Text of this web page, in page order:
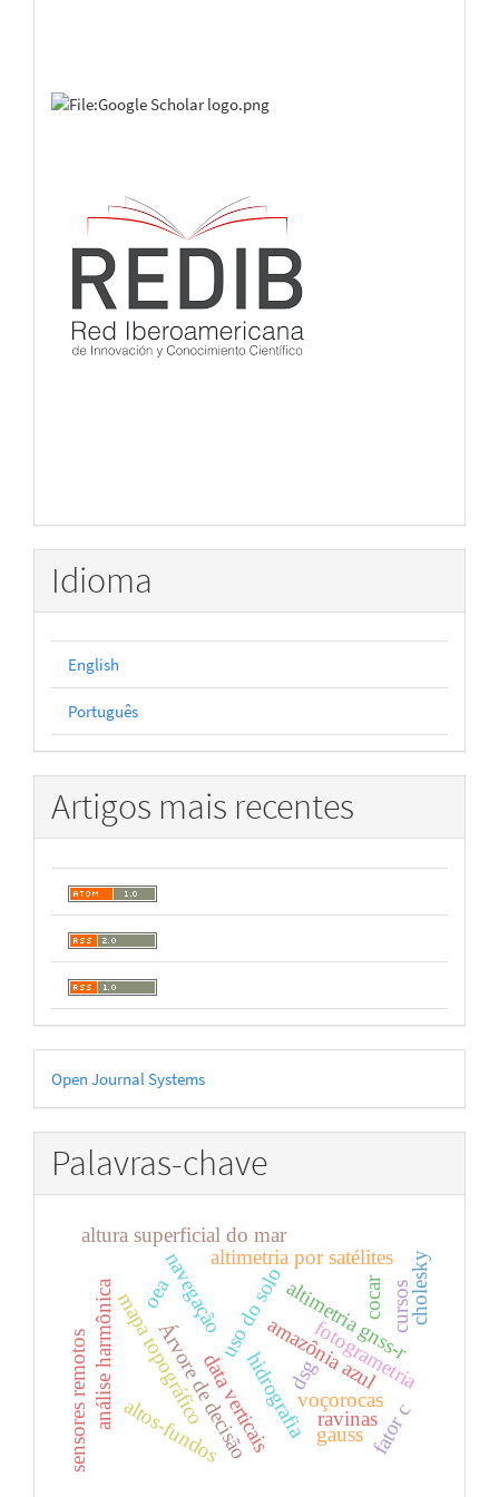
Idioma
English
Português
Artigos mais recentes
Desenvolvido
por
Open Journal Systems
Palavras-chave
data verticaisamazônia azul
voçorocas
ravinas
uso do solo
Árvore de decisão
altimetria por satélites
altura superficial do mar
mapa topográfico
análise harmônica altimetria gnss-r
sensores remotos hidrografia
altos-fundos
navegação
fotogrametria
cocar
dsg
fator c
gauss
cholesky
oea cursos